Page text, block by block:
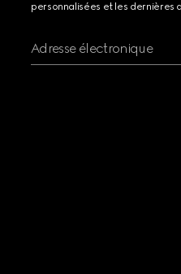
personnalisées et les dernières
Adresse électronique